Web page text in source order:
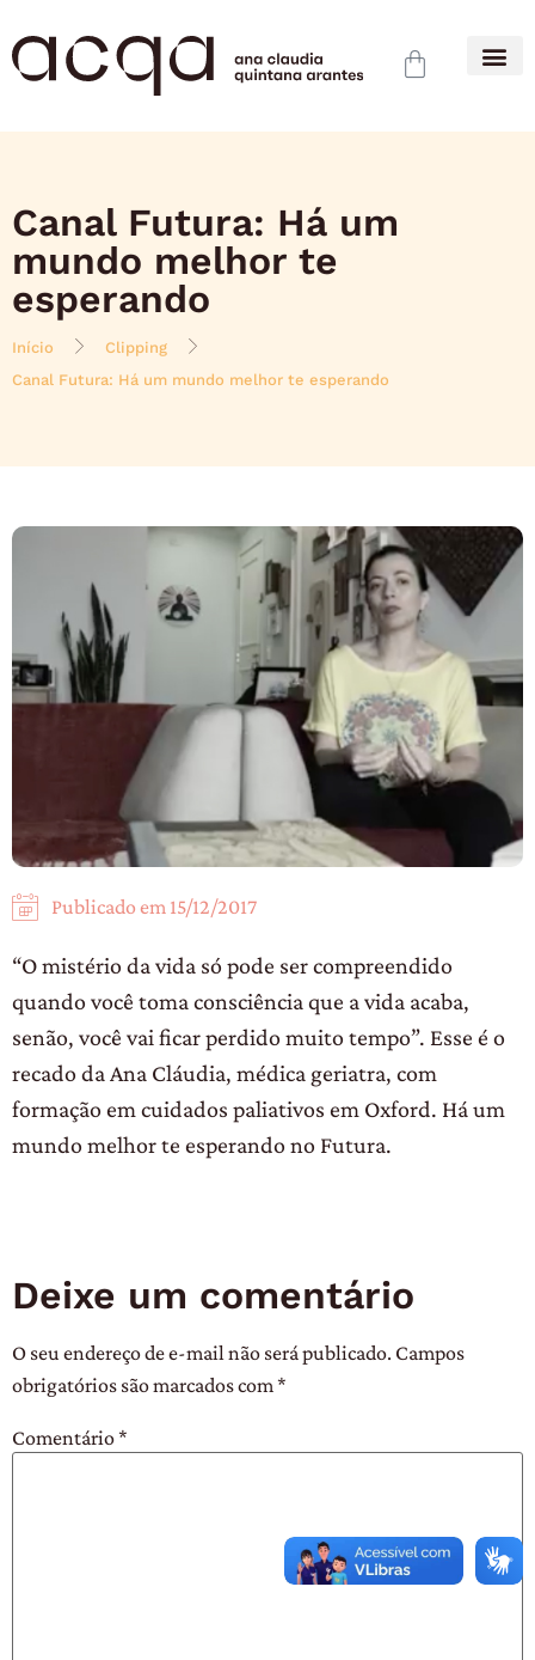
Canal Futura: Há um
mundo melhor te
esperando
Início
Clipping
Canal Futura: Há um mundo melhor te esperando
Publicado em 15/12/2017
“O mistério da vida só pode ser compreendido
quando você toma consciência que a vida acaba,
senão, você vai ficar perdido muito tempo”. Esse é o
recado da Ana Cláudia, médica geriatra, com
formação em cuidados paliativos em Oxford. Há um
mundo melhor te esperando no Futura.
Deixe um comentário
O seu endereço de e-mail não será publicado. Campos
obrigatórios são marcados com*
Comentário*